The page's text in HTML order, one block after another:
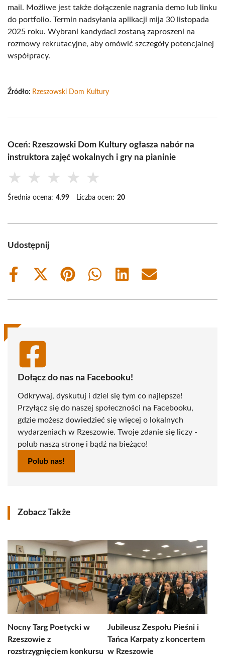
mail. Możliwe jest także dołączenie nagrania demo lub linku
do portfolio. Termin nadsyłania aplikacji mija 30 listopada
2025 roku. Wybrani kandydaci zostaną zaproszeni na
rozmowy rekrutacyjne, aby omówić szczegóły potencjalnej
współpracy.
Źródło: Rzeszowski Dom Kultury
Oceń: Rzeszowski Dom Kultury ogłasza nabór na
instruktora zajęć wokalnych i gry na pianinie
★ ★ ★ ★ ★
Średnia ocena: 4.99 Liczba ocen: 20
Udostępnij
Share
Share
(Twitter)
Share
Share
Share
Share
Dołącz do nas na Facebooku!
Odkrywaj, dyskutuj i dziel się tym co najlepsze!
Przyłącz się do naszej społeczności na Facebooku,
gdzie możesz dowiedzieć się więcej o lokalnych
wydarzeniach w Rzeszowie. Twoje zdanie się liczy -
polub naszą stronę i bądź na bieżąco!
Polub nas!
Zobacz Także
Nocny Targ Poetycki w
Rzeszowie z
rozstrzygnięciem konkursu
Jubileusz Zespołu Pieśni i
Tańca Karpaty z koncertem
w Rzeszowie